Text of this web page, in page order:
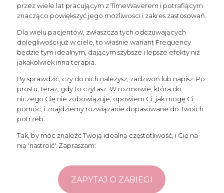
przez wiele lat pracującym z TimeWaverem i potrafiącym
znacząco powiększyć jego możliwości i zakres zastosowań.
Dla wielu pacjentów, zwłaszcza tych odczuwających
dolegliwości już w ciele, to właśnie wariant Frequency
będzie tym idealnym, dającym szybsze i lepsze efekty niż
jakakolwiek inna terapia.
By sprawdzić, czy do nich należysz, zadzwoń lub napisz. Po
prostu; teraz, gdy to czytasz. W rozmowie, która do
niczego Cię nie zobowiązuje, opowiem Ci, jak mogę Ci
pomóc, i znajdziemy rozwiązanie dopasowane do Twoich
potrzeb.
Tak, by móc znaleźć Twoją idealną częstotliwość, i Cię na
nią 'nastroić'. Zapraszam:
ZAPYTAJ O ZABIEGI